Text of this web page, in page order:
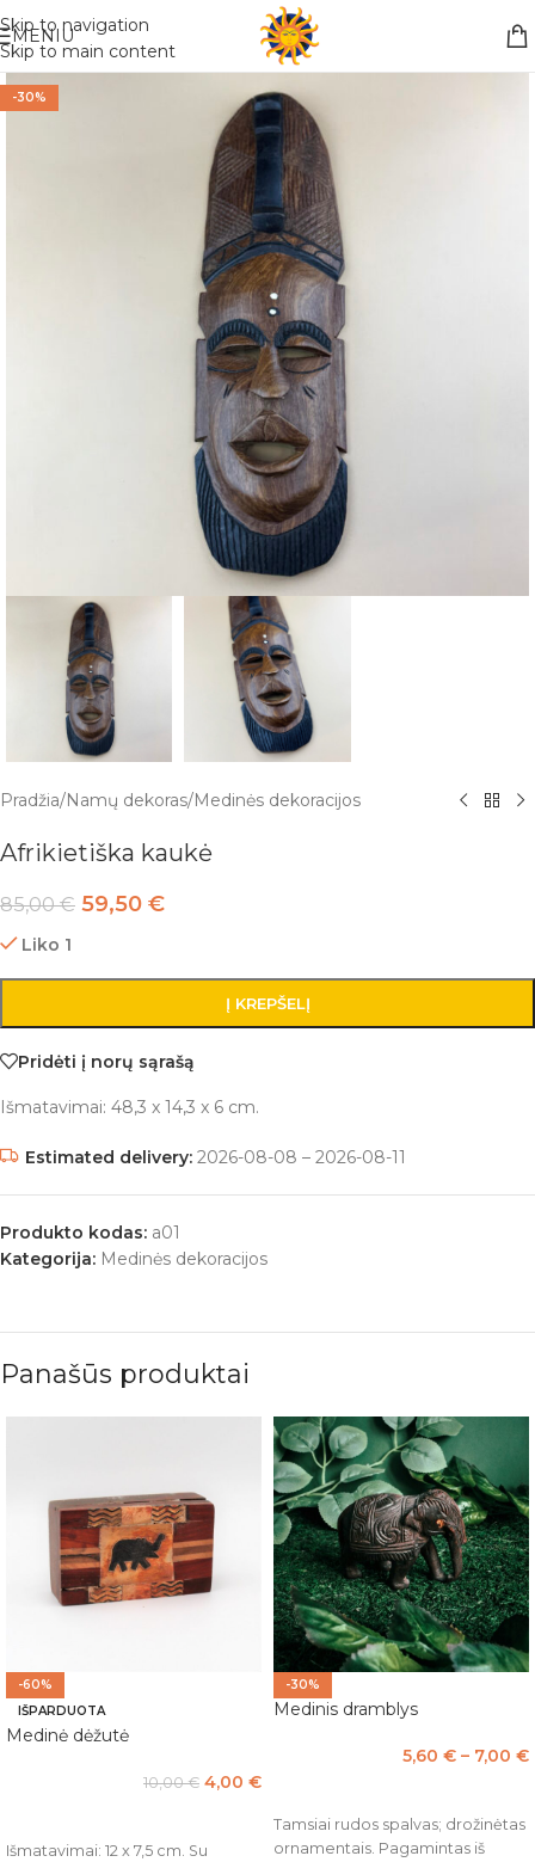
Skip to navigation
Skip to main content
Nemokamas pristatymas į paštomatą apsiperkant už 30€!!
MENIU
-30%
Pradžia/Namų dekoras/Medinės dekoracijos
Afrikietiška kaukė
85,00€ 59,50 €
Liko 1
Į KREPŠELĮ
Pridėti į norų sąrašą
Išmatavimai: 48,3 x 14,3 x 6 cm.
Estimated delivery: 2026-08-08 – 2026-08-11
Produkto kodas: a01
Kategorija: Medinės dekoracijos
Panašūs produktai
-60%
IŠPARDUOTA
Medinė dėžutė
10,00€ 4,00 €
Išmatavimai: 12 x 7,5 cm. Su
-30%
Medinis dramblys
5,60 € – 7,00 €
Tamsiai rudos spalvas; drožinėtas
ornamentais. Pagamintas iš